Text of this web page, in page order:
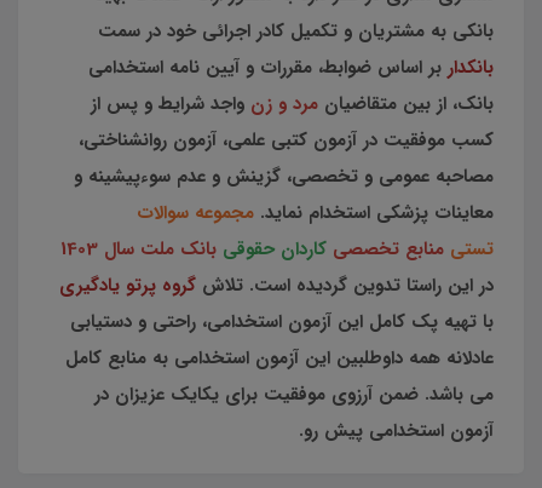
بانکی به مشتريان و تکمیل کادر اجرائی خود در سمت
بانکدار بر اساس ضوابط، مقررات و آیین نامه استخدامی
بانک، از بين متقاضيان مرد و زن واجد شرايط و پس از
کسب موفقيت در آزمون کتبی علمی، آزمون روانشناختی،
مصاحبه عمومی و تخصصی، گزينش و عدم سوءپیشینه و
معاينات پزشکی استخدام نماید. مجموعه سوالات
تستی منابع تخصصی کاردان حقوقی بانک ملت سال 1403
در این راستا تدوین گردیده است. تلاش گروه پرتو یادگیری
با تهیه پک کامل این آزمون استخدامی، راحتی و دستیابی
عادلانه همه داوطلبین این آزمون استخدامی به منابع کامل
می باشد. ضمن آرزوی موفقیت برای یکایک عزیزان در
آزمون استخدامی پیش رو.